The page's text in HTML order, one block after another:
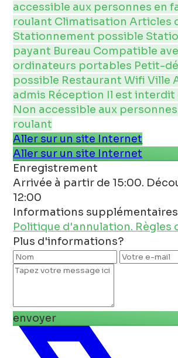
accessible aux personnes en
roulant ClimatisationArticles
Stationnement possible
payant Bureau Compatible
ordinateurs portables Petit-
possible RestaurantWifiVille
admis Réception Il est interdit
Non accessible aux
roulant
Aller sur un site Internet
Aller sur un site Internet
Enregistrement
Arrivée à partir de 15:00.
12:00
Informations supplémentaires
Politique d'annulation. Règles
Plus d'informations?
envoyer